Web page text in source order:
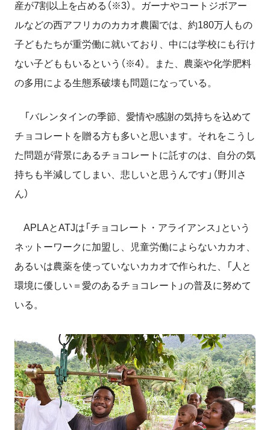
産が7割以上を占める（※3）。ガーナやコートジボアー
ルなどの西アフリカのカカオ農園では、約180万人もの
子どもたちが重労働に就いており、中には学校にも行け
ない子どももいるという（※4）。また、農薬や化学肥料
の多用による生態系破壊も問題になっている。
「バレンタインの季節、愛情や感謝の気持ちを込めて
チョコレートを贈る方も多いと思います。それをこうし
た問題が背景にあるチョコレートに託すのは、自分の気
持ちも半減してしまい、悲しいと思うんです」（野川さ
ん）
APLAとATJは「チョコレート・アライアンス」という
ネットーワークに加盟し、児童労働によらないカカオ、
あるいは農薬を使っていないカカオで作られた、「人と
環境に優しい＝愛のあるチョコレート」の普及に努めて
いる。